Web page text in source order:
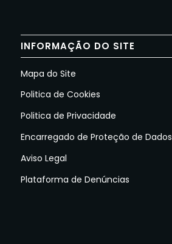
INFORMAÇÃO DO SITE
Mapa do Site
Politica de Cookies
Politica de Privacidade
Encarregado de Proteção de Dados
Aviso Legal
Plataforma de Denúncias